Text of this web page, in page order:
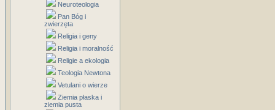
Neuroteologia
Pan Bóg i
zwierzęta
Religia i geny
Religia i moralność
Religie a ekologia
Teologia Newtona
Vetulani o wierze
Ziemia płaska i
ziemia pusta